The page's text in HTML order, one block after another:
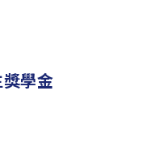
學金